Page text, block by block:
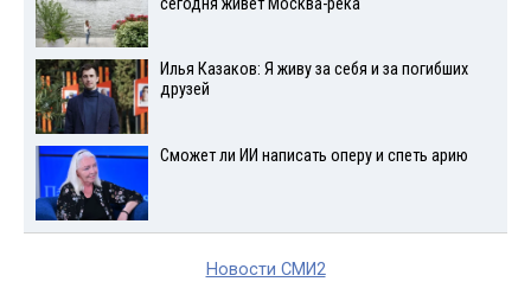
Илья Казаков: Я живу за себя и за погибших
друзей
Сможет ли ИИ написать оперу и спеть арию
Новости СМИ2